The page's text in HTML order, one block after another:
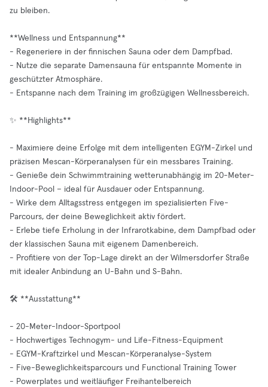
zu bleiben.
**Wellness und Entspannung**
- Regeneriere in der finnischen Sauna oder dem Dampfbad.
- Nutze die separate Damensauna für entspannte Momente in
geschützter Atmosphäre.
- Entspanne nach dem Training im großzügigen Wellnessbereich.
✨ **Highlights**
- Maximiere deine Erfolge mit dem intelligenten EGYM-Zirkel und
präzisen Mescan-Körperanalysen für ein messbares Training.
- Genieße dein Schwimmtraining wetterunabhängig im 20-Meter-
Indoor-Pool – ideal für Ausdauer oder Entspannung.
- Wirke dem Alltagsstress entgegen im spezialisierten Five-
Parcours, der deine Beweglichkeit aktiv fördert.
- Erlebe tiefe Erholung in der Infrarotkabine, dem Dampfbad oder
der klassischen Sauna mit eigenem Damenbereich.
- Profitiere von der Top-Lage direkt an der Wilmersdorfer Straße
mit idealer Anbindung an U-Bahn und S-Bahn.
🛠️ **Ausstattung**
- 20-Meter-Indoor-Sportpool
- Hochwertiges Technogym- und Life-Fitness-Equipment
- EGYM-Kraftzirkel und Mescan-Körperanalyse-System
- Five-Beweglichkeitsparcours und Functional Training Tower
- Powerplates und weitläufiger Freihantelbereich